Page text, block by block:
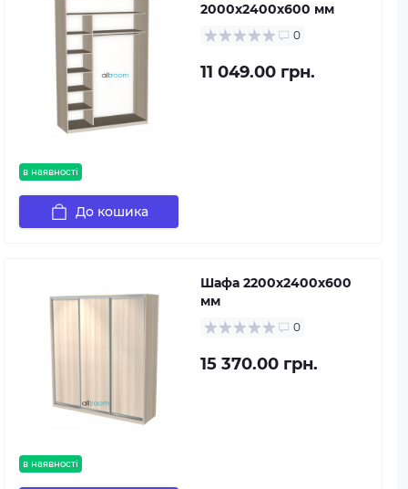
в наявності
2000х2400х600 мм
0
11 049.00 грн.
До кошика
в наявності
Шафа 2200х2400х600
мм
0
15 370.00 грн.